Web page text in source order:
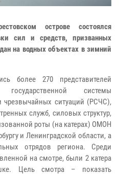
острове состоялся
сил и средств, призванных
на водных объектах в зимний
более 270 представителей
системы
чрезвычайных ситуаций (РСЧС),
служб, силовых структур,
роты (на катерах) ОМОН
и Ленинградской области, а
отрядов региона. Среди
на смотре, были 2 катера
Цель смотра – показать